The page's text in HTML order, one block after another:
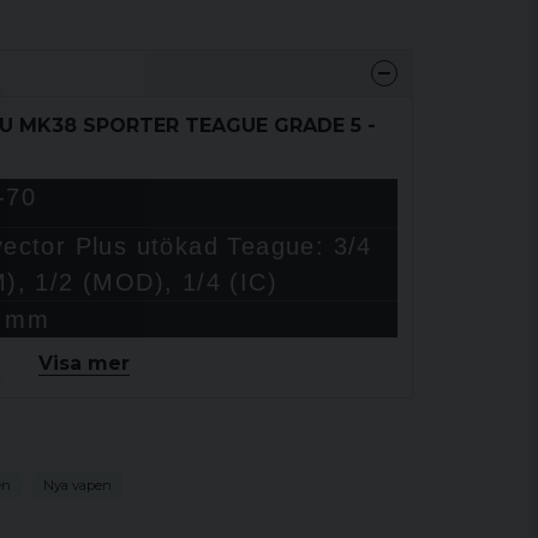
SPORTER TEAGUE GRADE 5 -
70
Plus utökad Teague: 3/4
1/2 (MOD), 1/4 (IC)
mm
glansig finish
Visa mer
Nya vapen